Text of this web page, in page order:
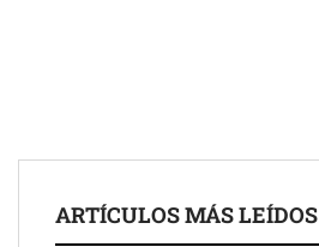
ARTÍCULOS MÁS LEÍDOS